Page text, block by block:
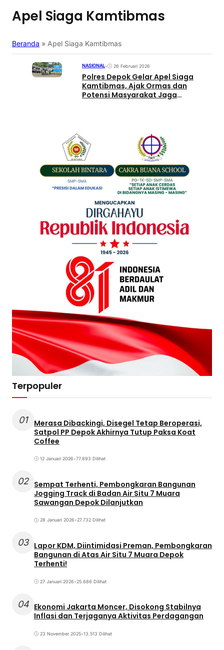
Apel Siaga Kamtibmas
Beranda » Apel Siaga Kamtibmas
NASIONAL• 26 Februari 2026
Polres Depok Gelar Apel Siaga
Kamtibmas, Ajak Ormas dan
Potensi Masyarakat Jaga
Terpopuler
01
Merasa Dibackingi, Disegel Tetap Beroperasi,
Satpol PP Depok Akhirnya Tutup Paksa Koat
Coffee
12 Januari 2026•77.893 Dilihat
02 Sempat Terhenti, Pembongkaran Bangunan
Jogging Track di Badan Air Situ 7 Muara
Sawangan Depok Dilanjutkan
28 Januari 2026•27.732 Dilihat
03 Lapor KDM, Diintimidasi Preman, Pembongkaran
Bangunan di Atas Air Situ 7 Muara Depok
Terhenti!
27 Januari 2026•25.686 Dilihat
04 Ekonomi Jakarta Moncer, Disokong Stabilnya
Inflasi dan Terjaganya Aktivitas Perdagangan
23 November 2025•13.513 Dilihat